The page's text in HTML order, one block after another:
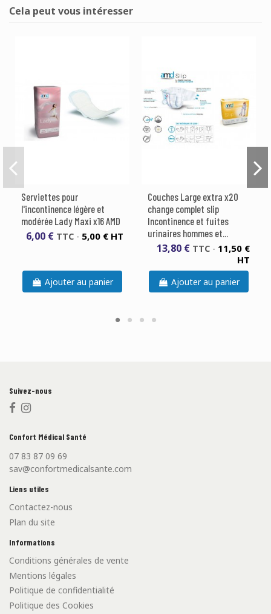
Cela peut vous intéresser
Serviettes pour
l'incontinence légère et
modérée Lady Maxi x16 AMD
6,00 € TTC - 5,00 € HT
Ajouter au panier
Couches Large extra x20
change complet slip
Incontinence et fuites
urinaires hommes et...
13,80 € TTC - 11,50 €
HT
Ajouter au panier
Informations
Conditions générales de vente
Mentions légales
Politique de confidentialité
Politique des Cookies
Liens utiles
Contactez-nous
Plan du site
Confort Médical Santé
07 83 87 09 69
sav@confortmedicalsante.com
Suivez-nous